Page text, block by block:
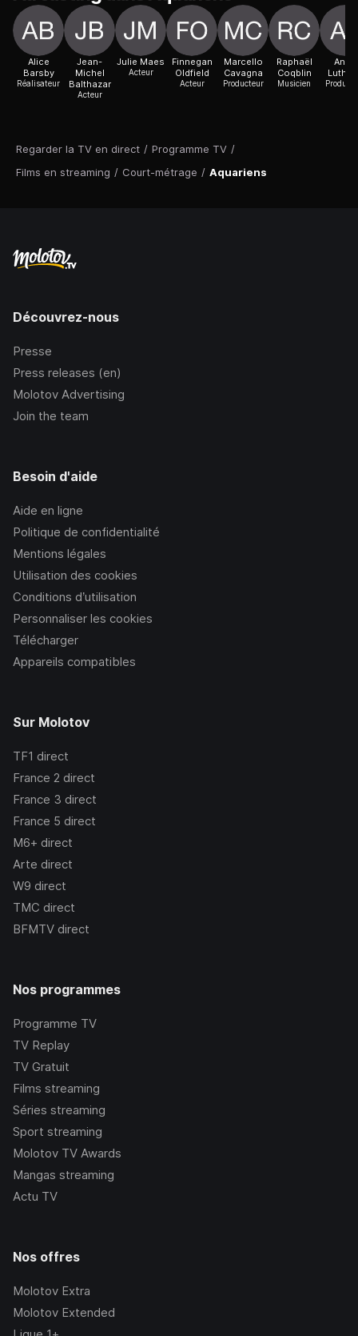
Regarder la TV en direct / Programme TV /
Films en streaming / Court-métrage / Aquariens
Alice
Barsby
Réalisateur
Jean-
Michel
Balthazar
Acteur
Julie Maes
Acteur
Finnegan
Oldfield
Acteur
Marcello
Cavagna
Producteur
Raphaël
Coqblin
Musicien
Anne
Découvrez-nous
Presse
Press releases (en)
Molotov Advertising
Join the team
Besoin d'aide
Aide en ligne
Politique de confidentialité
Mentions légales
Utilisation des cookies
Conditions d’utilisation
Personnaliser les cookies
Télécharger
Appareils compatibles
Sur Molotov
TF1 direct
France 2 direct
France 3 direct
France 5 direct
M6+ direct
Arte direct
W9 direct
TMC direct
BFMTV direct
Nos programmes
Programme TV
TV Replay
TV Gratuit
Films streaming
Séries streaming
Sport streaming
Molotov TV Awards
Mangas streaming
Actu TV
Nos offres
Molotov Extra
Molotov Extended